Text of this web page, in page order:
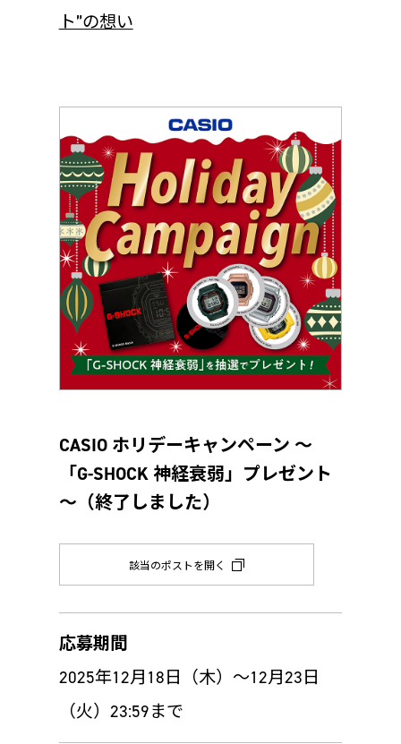
ト”の想い
CASIO ホリデーキャンペーン ～
「G-SHOCK 神経衰弱」プレゼント
～（終了しました）
該当のポストを開く
応募期間
2025年12月18日（木）～12月23日
（火）23:59まで